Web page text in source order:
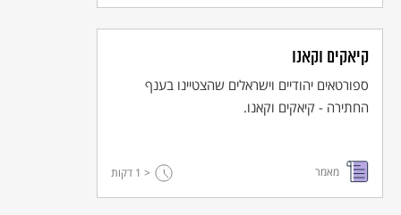
קיאקים וקאנו
ספורטאים יהודיים וישראלים שהצטיינו בענף
החתירה - קיאקים וקאנו.
מאמר < 1 דקות